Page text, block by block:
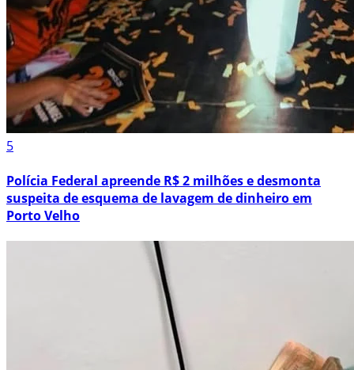
5
Polícia Federal apreende R$ 2 milhões e desmonta
suspeita de esquema de lavagem de dinheiro em
Porto Velho